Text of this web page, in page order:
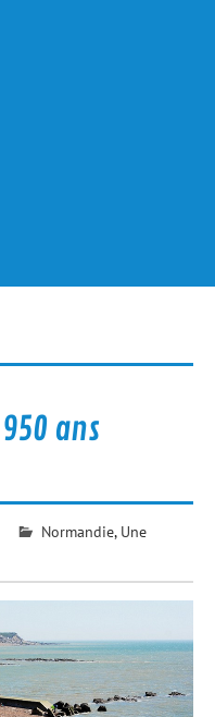
ans
Normandie, Une